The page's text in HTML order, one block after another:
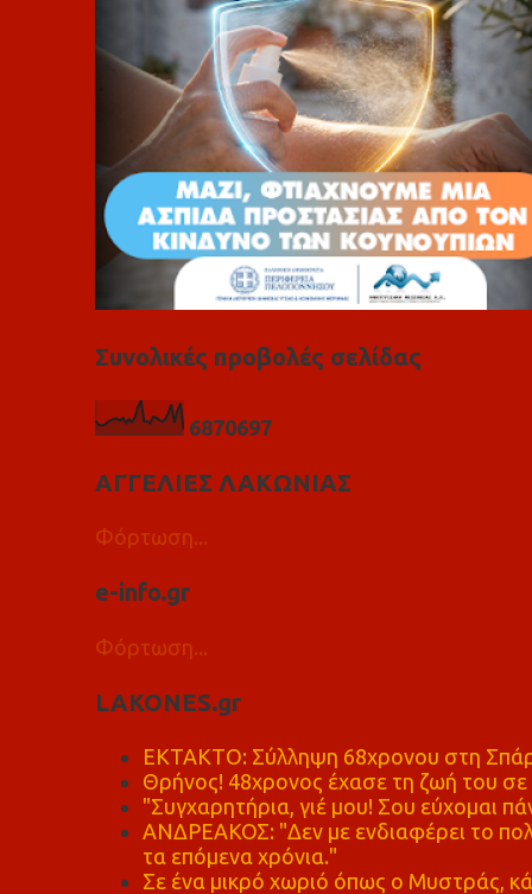
Συνολικές προβολές σελίδας
6870697
ΑΓΓΕΛΙΕΣ ΛΑΚΩΝΙΑΣ
Φόρτωση...
e-info.gr
Φόρτωση...
LAKONES.gr
ΕΚΤΑΚΤΟ: Σύλληψη 68χρονου στη
Θρήνος! 48χρονος έχασε τη ζωή του
"Συγχαρητήρια, γιέ μου! Σου εύχομαι
ΑΝΔΡΕΑΚΟΣ: "Δεν με ενδιαφέρει το
τα επόμενα χρόνια."
Σε ένα μικρό χωριό όπως ο Μυστράς,